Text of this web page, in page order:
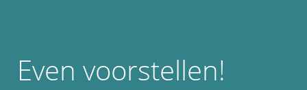
Even voorstellen!